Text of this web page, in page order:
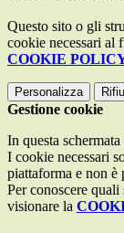
Questo sito o gli
cookie necessari al
COOKIE
Personalizza
Gestione cookie
In questa
I cookie necessari
piattaforma e non è
Per conoscere
visionare la